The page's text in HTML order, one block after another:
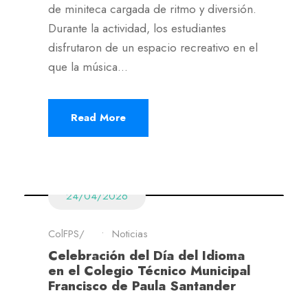
de miniteca cargada de ritmo y diversión.
Durante la actividad, los estudiantes
disfrutaron de un espacio recreativo en el
que la música...
Read More
24/04/2026
ColFPS • Noticias
Celebración del Día del Idioma
en el Colegio Técnico Municipal
Francisco de Paula Santander